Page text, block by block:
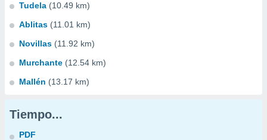
Tudela (10.49 km)
Ablitas (11.01 km)
Novillas (11.92 km)
Murchante (12.54 km)
Mallén (13.17 km)
Tiempo...
PDF